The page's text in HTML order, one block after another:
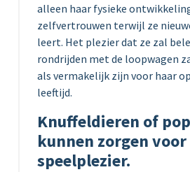
alleen haar fysieke
zelfvertrouwen terwijl ze
leert. Het plezier dat ze zal
rondrijden met de loopwagen
als vermakelijk zijn voor haar
leeftijd.
Knuffeldieren of
kunnen zorgen
speelplezier.